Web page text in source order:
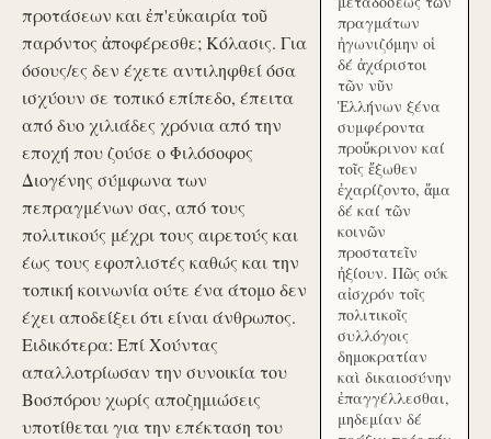
προτάσεων και ἐπ'εὐκαιρία τοῦ
παρόντος ἀποφέρεσθε; Κόλασις. Για
όσους/ες δεν έχετε αντιληφθεί όσα
ισχύουν σε τοπικό επίπεδο, έπειτα
από δυο χιλιάδες χρόνια από την
εποχή που ζούσε ο Φιλόσοφος
Διογένης σύμφωνα των
πεπραγμένων σας, από τους
πολιτικούς μέχρι τους αιρετούς και
έως τους εφοπλιστές καθώς και την
τοπική κοινωνία ούτε ένα άτομο δεν
έχει αποδείξει ότι είναι άνθρωπος.
Ειδικότερα: Επί Χούντας
απαλλοτρίωσαν την συνοικία του
Βοσπόρου χωρίς αποζημιώσεις
υποτίθεται για την επέκταση του
πραγμάτων
ἠγωνιζόμην οἱ
δέ ἀχάριστοι
τῶν νῦν
Ἑλλήνων ξένα
συμφέροντα
προὔκρινον καί
τοῖς ἔξωθεν
ἐχαρίζοντο, ἅμα
δέ καί τῶν
κοινῶν
προστατεῖν
ἠξίουν. Πῶς ούκ
αἰσχρόν τοῖς
πολιτικοῖς
συλλόγοις
δημοκρατίαν
καὶ δικαιοσύνην
ἐπαγγέλλεσθαι,
μηδεμίαν δέ